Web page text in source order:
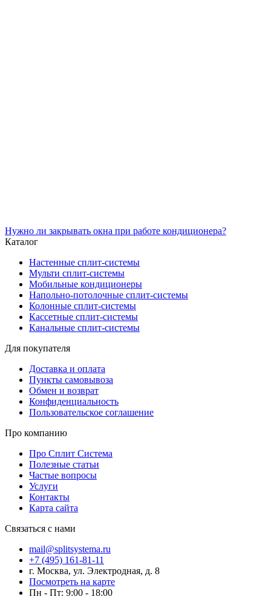
Нужно ли закрывать окна при работе кондиционера?
Каталог
Настенные сплит-системы
Мульти сплит-системы
Мобильные кондиционеры
Напольно-потолочные сплит-системы
Колонные сплит-системы
Кассетные сплит-системы
Канальные сплит-системы
Для покупателя
Доставка и оплата
Пункты самовывоза
Обмен и возврат
Конфиденциальность
Пользовательское соглашение
Про компанию
Про Сплит Система
Полезные статьи
Частые вопросы
Услуги
Контакты
Карта сайта
Связаться с нами
mail@splitsystema.ru
+7 (495) 161-81-11
г. Москва, ул. Электродная, д. 8
Посмотреть на карте
Пн - Пт: 9:00 - 18:00